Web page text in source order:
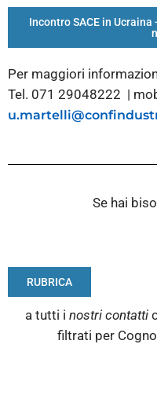
Incontro SACE in
Per maggiori
Tel. 071 29048222 |
Se hai
RUBRICA
a tutti i nostri contatti
filtrati per